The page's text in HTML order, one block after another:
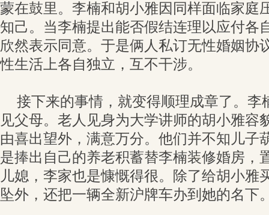
蒙在鼓里。李楠和胡小雅因同样面临家庭
知己。当李楠提出能否假结连理以应付各
欣然表示同意。于是俩人私订无性婚姻协
性生活上各自独立，互不干涉。
接下来的事情，就变得顺理成章了。李
见父母。老人见身为大学讲师的胡小雅容
由喜出望外，满意万分。他们并不知儿子
是捧出自己的养老积蓄替李楠装修婚房，
儿媳，李家也是慷慨得很。除了给胡小雅
坠外，还把一辆全新沪牌车办到她的名下